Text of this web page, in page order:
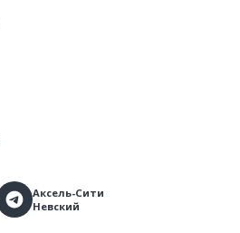
Аксель-Сити
Невский